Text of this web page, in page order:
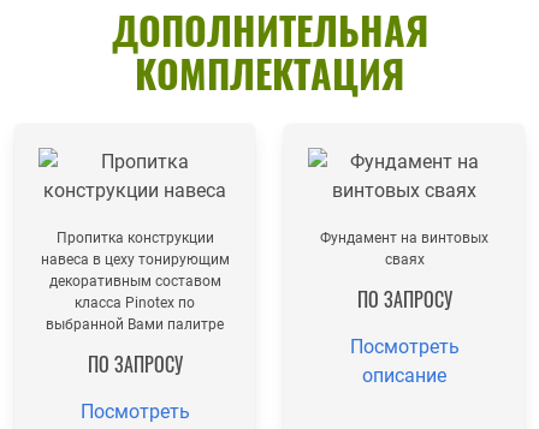
ДОПОЛНИТЕЛЬНАЯ
КОМПЛЕКТАЦИЯ
Пропитка конструкции
навеса в цеху тонирующим
декоративным составом
класса Pinotex по
выбранной Вами палитре
ПО ЗАПРОСУ
Посмотреть
Фундамент на винтовых
сваях
ПО ЗАПРОСУ
Посмотреть
описание